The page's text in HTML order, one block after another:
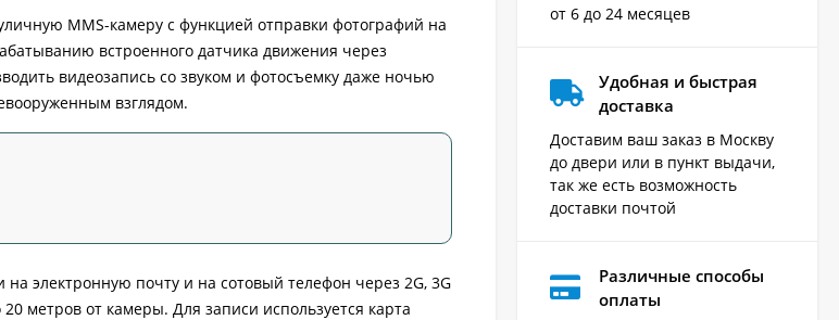
MMS-камеру с функцией отправки фотографий на
встроенного датчика движения через
видеозапись со звуком и фотосъемку даже ночью
взглядом.
на электронную почту и на сотовый телефон через 2G, 3G
метров от камеры. Для записи используется карта
от 6 до 24 месяцев
Удобная и быстрая
доставка
Доставим ваш заказ в Москву
до двери или в пункт выдачи,
так же есть возможность
доставки почтой
Различные способы
оплаты